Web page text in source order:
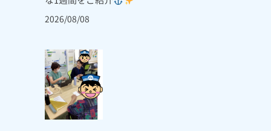
2026/08/08